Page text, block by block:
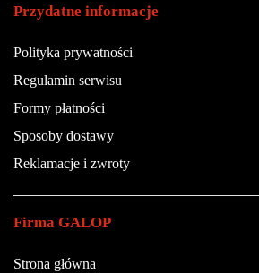
Przydatne informacje
Polityka prywatności
Regulamin serwisu
Formy płatności
Sposoby dostawy
Reklamacje i zwroty
Firma GALOP
Strona główna